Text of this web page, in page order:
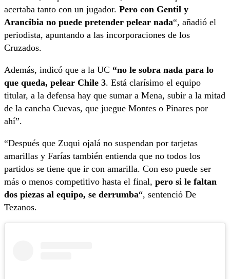
acertaba tanto con un jugador. Pero con Gentil y
Arancibia no puede pretender pelear nada“, añadió el
periodista, apuntando a las incorporaciones de los
Cruzados.
Además, indicó que a la UC “no le sobra nada para lo
que queda, pelear Chile 3. Está clarísimo el equipo
titular, a la defensa hay que sumar a Mena, subir a la mitad
de la cancha Cuevas, que juegue Montes o Pinares por
ahí”.
“Después que Zuqui ojalá no suspendan por tarjetas
amarillas y Farías también entienda que no todos los
partidos se tiene que ir con amarilla. Con eso puede ser
más o menos competitivo hasta el final, pero si le faltan
dos piezas al equipo, se derrumba“, sentenció De
Tezanos.